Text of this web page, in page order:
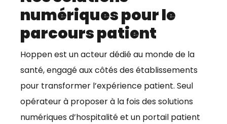
numériques pour le
parcours patient
Hoppen est un acteur dédié au monde de la
santé, engagé aux côtés des établissements
pour transformer l’expérience patient. Seul
opérateur à proposer à la fois des solutions
numériques d’hospitalité et un portail patient